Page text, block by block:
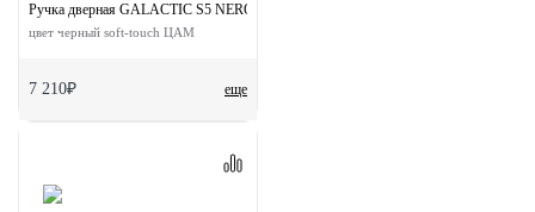
еще
Ручка дверная GALACTIC S5 NERO-ST на квадратной розетке
цвет черный soft-touch ЦАМ
7 210₽